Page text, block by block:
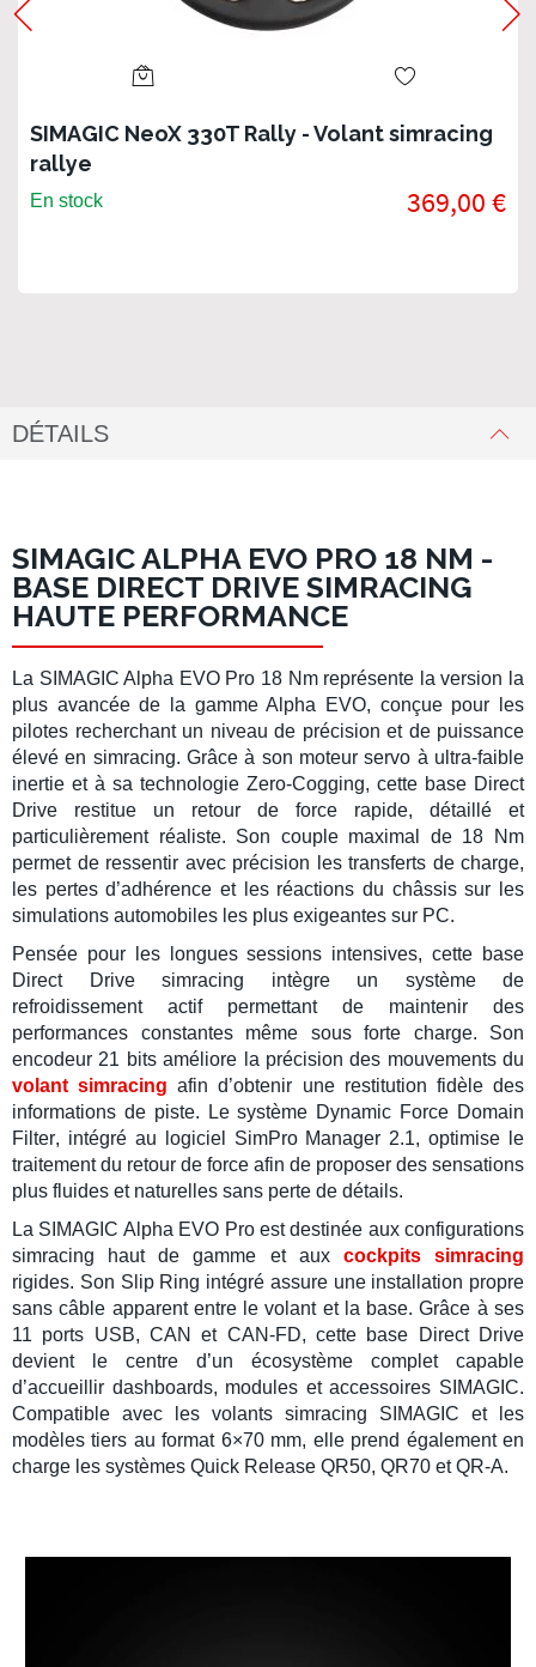
SIMAGIC NeoX 330T Rally - Volant simracing
rallye
En stock 369,00 €
DÉTAILS
SIMAGIC ALPHA EVO PRO 18 NM -
BASE DIRECT DRIVE SIMRACING
HAUTE PERFORMANCE
La SIMAGIC Alpha EVO Pro 18 Nmreprésente la version la
plus avancée de la gamme Alpha EVO, conçue pour les
pilotes recherchant un niveau de précision et de puissance
élevé en simracing. Grâce à son moteur servo à ultra-faible
inertie et à sa technologie Zero-Cogging, cette base Direct
Drive restitue un retour de force rapide, détaillé et
particulièrement réaliste. Son couple maximal de 18 Nm
permet de ressentir avec précision les transferts de charge,
les pertes d’adhérence et les réactions du châssis sur les
simulations automobiles les plus exigeantes sur PC.
Pensée pour les longues sessions intensives, cette base
Direct Drive simracing intègre un système de
refroidissement actif permettant de maintenir des
performances constantes même sous forte charge. Son
encodeur 21 bitsaméliore la précision des mouvements du
volant simracing afin d’obtenir une restitution fidèle des
informations de piste. Le système Dynamic Force Domain
Filter, intégré au logiciel SimPro Manager 2.1, optimise le
traitement du retour de force afin de proposer des sensations
plus fluides et naturelles sans perte de détails.
La SIMAGIC Alpha EVO Proest destinée aux configurations
simracing haut de gamme et aux cockpits simracing
rigides. Son Slip Ring intégré assure une installation propre
sans câble apparent entre le volant et la base. Grâce à ses
11 ports USB, CAN et CAN-FD, cette base Direct Drive
devient le centre d’un écosystème complet capable
d’accueillir dashboards, modules et accessoires SIMAGIC.
Compatible avec les volants simracing SIMAGIC et les
modèles tiers au format 6×70 mm, elle prend également en
charge les systèmes Quick Release QR50, QR70 et QR-A.